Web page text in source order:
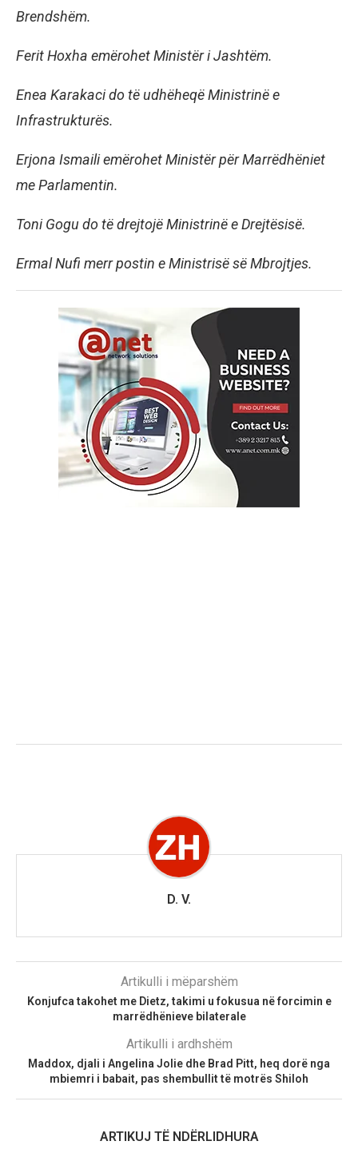
Brendshëm.
Ferit Hoxha emërohet Ministër i Jashtëm.
Enea Karakaci do të udhëheqë Ministrinë e
Infrastrukturës.
Erjona Ismaili emërohet Ministër për Marrëdhëniet
me Parlamentin.
Toni Gogu do të drejtojë Ministrinë e Drejtësisë.
Ermal Nufi merr postin e Ministrisë së Mbrojtjes.
D. V.
Artikulli i mëparshëm
Konjufca takohet me Dietz, takimi u fokusua në forcimin e
marrëdhënieve bilaterale
Artikulli i ardhshëm
Maddox, djali i Angelina Jolie dhe Brad Pitt, heq dorë nga
mbiemri i babait, pas shembullit të motrës Shiloh
ARTIKUJ TË NDËRLIDHURA